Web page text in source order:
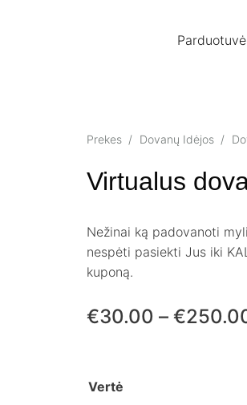
Parduotuvė
Prekes / Dovanų Idėjos /
Virtualus
Nežinai ką padovanoti
nespėti pasiekti Jus iki
kuponą.
€30.00 – €
Vertė